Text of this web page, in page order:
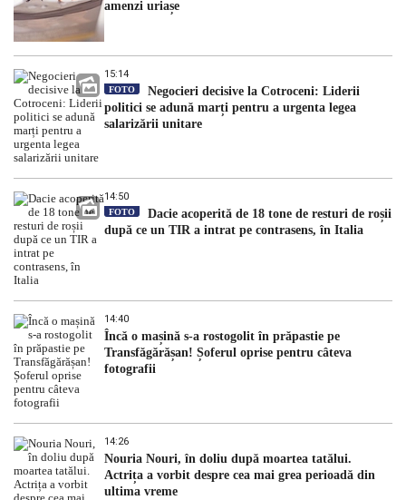
amenzi uriașe
15:14
FOTO
Negocieri decisive la Cotroceni: Liderii
politici se adună marți pentru a urgenta legea
salarizării unitare
14:50
FOTO
Dacie acoperită de 18 tone de resturi de roșii
după ce un TIR a intrat pe contrasens, în Italia
14:40
Încă o mașină s-a rostogolit în prăpastie pe
Transfăgărășan! Șoferul oprise pentru câteva
fotografii
14:26
Nouria Nouri, în doliu după moartea tatălui.
Actrița a vorbit despre cea mai grea perioadă din
ultima vreme